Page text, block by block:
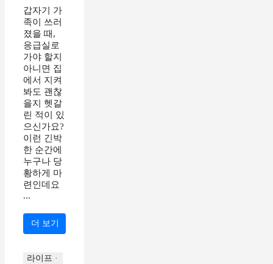
갑자기 가
족이 쓰러
졌을 때,
응급실로
가야 할지
아니면 집
에서 지켜
봐도 괜찮
을지 헷갈
린 적이 있
으신가요?
이런 긴박
한 순간에
누구나 당
황하게 마
련인데요
...
더 보기
라이프 ·